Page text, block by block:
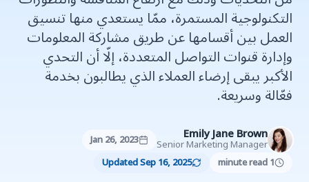
التكنولوجية المستمرة، ممّا يستعدي منها تنسيق
العمل بين أقسامها عن طريق مشاركة المعلومات
وإدارة قنوات التواصل المتعددة، إلّا أن التحدي
الأكبر يبقى إرضاء العملاء الذي يطالبون بخدمة
فعّالة وسريعة.
Emily Jane Brown
Senior Marketing Manager
Jan 26, 2023
1 minute read
Updated Sep 16, 2025